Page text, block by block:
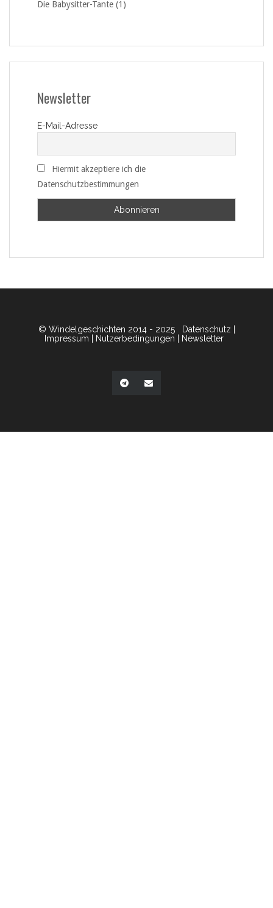
Die Babysitter-Tante (1)
Newsletter
E-Mail-Adresse
Hiermit akzeptiere ich die
Datenschutzbestimmungen
© Windelgeschichten 2014 - 2025 Datenschutz
Impressum
Nutzerbedingungen Newsletter